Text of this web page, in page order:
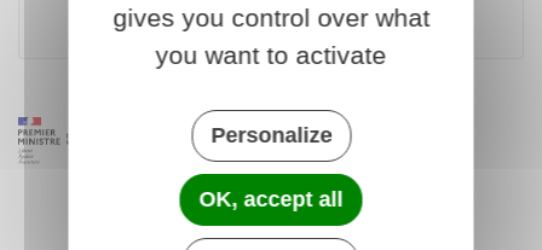
Ministère chargé des transports
gives you control over what
you want to activate
Personalize
OK, accept all